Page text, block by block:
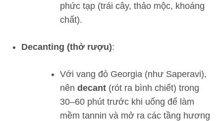
phức tạp (trái cây, thảo mộc, khoáng
chất).
Decanting (thở rượu):
Với vang đỏ Georgia (như Saperavi),
nên decant(rót ra bình chiết) trong
30–60 phút trước khi uống để làm
mềm tannin và mở ra các tầng hương